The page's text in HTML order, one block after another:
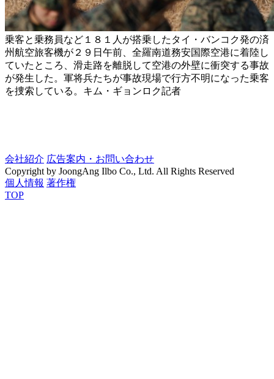
乗客と乗務員など１８１人が搭乗したタイ・バンコク発の済
州航空旅客機が２９日午前、全羅南道務安国際空港に着陸し
ていたところ、滑走路を離脱して空港の外壁に衝突する事故
が発生した。軍将兵たちが事故現場で行方不明になった乗客
を捜索している。キム・ギョンロク記者
会社紹介 広告案内・お問い合わせ
Copyright by JoongAng Ilbo Co., Ltd. All Rights Reserved
個人情報 著作権
TOP